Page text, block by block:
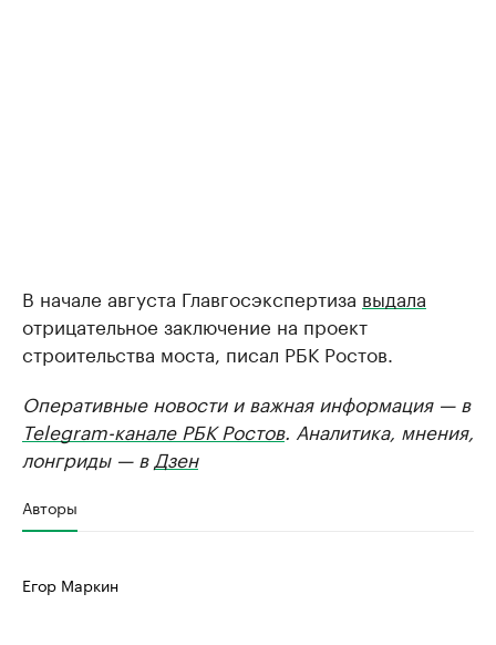
В начале августа Главгосэкспертиза выдала
отрицательное заключение на проект
строительства моста, писал РБК Ростов.
Оперативные новости и важная информация — в
Telegram-канале РБК Ростов. Аналитика, мнения,
лонгриды — в Дзен
Авторы
Егор Маркин